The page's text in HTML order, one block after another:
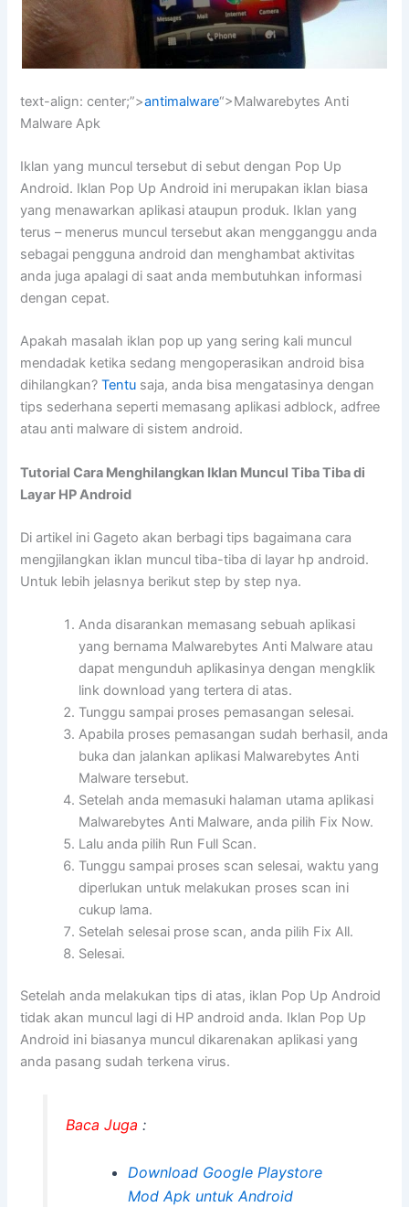
text-align: center;”>antimalware“>Malwarebytes Anti
Malware Apk
Iklan yang muncul tersebut di sebut dengan Pop Up
Android. Iklan Pop Up Android ini merupakan iklan biasa
yang menawarkan aplikasi ataupun produk. Iklan yang
terus – menerus muncul tersebut akan mengganggu anda
sebagai pengguna android dan menghambat aktivitas
anda juga apalagi di saat anda membutuhkan informasi
dengan cepat.
Apakah masalah iklan pop up yang sering kali muncul
mendadak ketika sedang mengoperasikan android bisa
dihilangkan?Tentu saja, anda bisa mengatasinya dengan
tips sederhana seperti memasang aplikasi adblock, adfree
atau anti malware di sistem android.
Tutorial Cara Menghilangkan Iklan Muncul Tiba Tiba di
Layar HP Android
Di artikel ini Gageto akan berbagi tips bagaimana cara
mengjilangkan iklan muncul tiba-tiba di layar hp android.
Untuk lebih jelasnya berikut step by step nya.
Anda disarankan memasang sebuah aplikasi
yang bernama Malwarebytes Anti Malware atau
dapat mengunduh aplikasinya dengan mengklik
link download yang tertera di atas.
Tunggu sampai proses pemasangan selesai.
Apabila proses pemasangan sudah berhasil, anda
buka dan jalankan aplikasi Malwarebytes Anti
Malware tersebut.
Setelah anda memasuki halaman utama aplikasi
Malwarebytes Anti Malware, anda pilih Fix Now.
Lalu anda pilih Run Full Scan.
Tunggu sampai proses scan selesai, waktu yang
diperlukan untuk melakukan proses scan ini
cukup lama.
Setelah selesai prose scan, anda pilih Fix All.
Selesai.
Setelah anda melakukan tips di atas, iklan Pop Up Android
tidak akan muncul lagi di HP android anda. Iklan Pop Up
Android ini biasanya muncul dikarenakan aplikasi yang
anda pasang sudah terkena virus.
Baca Juga :
Download Google Playstore
Mod Apk untuk Android